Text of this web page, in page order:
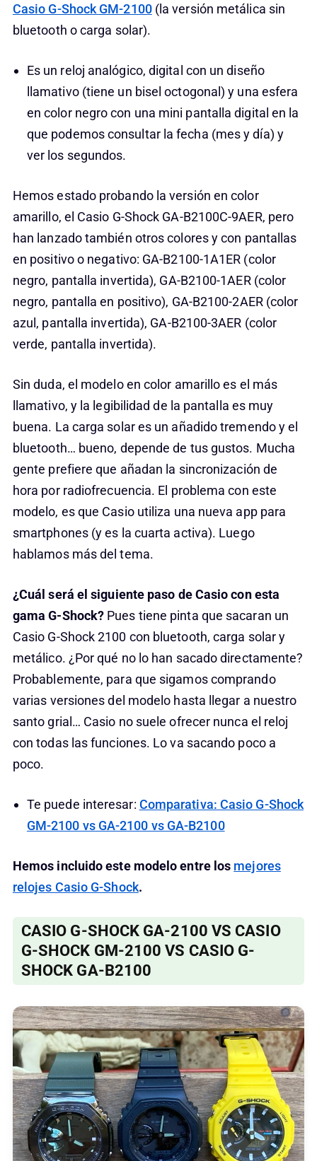
Casio G-Shock GM-2100(la versión metálica sin
bluetooth o carga solar).
Es un reloj analógico, digital con un diseño
llamativo (tiene un bisel octogonal) y una esfera
en color negro con una mini pantalla digital en la
que podemos consultar la fecha (mes y día) y
ver los segundos.
Hemos estado probando la versión en color
amarillo, el Casio G-Shock GA-B2100C-9AER, pero
han lanzado también otros colores y con pantallas
en positivo o negativo: GA-B2100-1A1ER (color
negro, pantalla invertida), GA-B2100-1AER (color
negro, pantalla en positivo), GA-B2100-2AER (color
azul, pantalla invertida), GA-B2100-3AER (color
verde, pantalla invertida).
Sin duda, el modelo en color amarillo es el más
llamativo, y la legibilidad de la pantalla es muy
buena. La carga solar es un añadido tremendo y el
bluetooth… bueno, depende de tus gustos. Mucha
gente prefiere que añadan la sincronización de
hora por radiofrecuencia. El problema con este
modelo, es que Casio utiliza una nueva app para
smartphones (y es la cuarta activa). Luego
hablamos más del tema.
¿Cuál será el siguiente paso de Casio con esta
gama G-Shock? Pues tiene pinta que sacaran un
Casio G-Shock 2100 con bluetooth, carga solar y
metálico. ¿Por qué no lo han sacado directamente?
Probablemente, para que sigamos comprando
varias versiones del modelo hasta llegar a nuestro
santo grial… Casio no suele ofrecer nunca el reloj
con todas las funciones. Lo va sacando poco a
poco.
Te puede interesar: Comparativa: Casio G-Shock
GM-2100 vs GA-2100 vs GA-B2100
Hemos incluido este modelo entre los mejores
relojes Casio G-Shock.
CASIO G-SHOCK GA-2100 VS CASIO
G-SHOCK GM-2100 VS CASIO G-
SHOCK GA-B2100